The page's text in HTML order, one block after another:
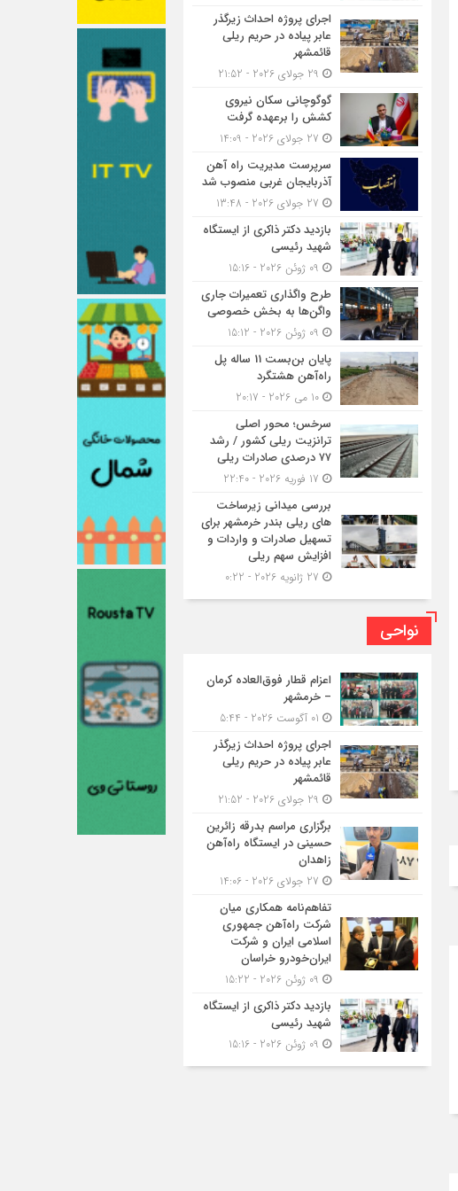
اجرای پروژه احداث زیرگذر
عابر پیاده در حریم ریلی
قائمشهر
گوگوچانی سکان نیروی
کشش را برعهده گرفت
سرپرست مدیریت راه آهن
آذربایجان غربی منصوب شد
بازدید دکتر ذاکری از ایستگاه
شهید رئیسی
طرح واگذاری تعمیرات جاری
واگن‌ها به بخش خصوصی
پایان بن‌بست 11 ساله پل
راه‌آهن هشتگرد
سرخس؛ محور اصلی
ترانزیت ریلی کشور / رشد
۷۷ درصدی صادرات ریلی
بررسی میدانی زیرساخت
های ریلی بندر خرمشهر برای
تسهیل صادرات و واردات و
افزایش سهم ریلی
نواحی
اعزام قطار فوق‌العاده کرمان
– خرمشهر
اجرای پروژه احداث زیرگذر
عابر پیاده در حریم ریلی
قائمشهر
برگزاری مراسم بدرقه زائرین
حسینی در ایستگاه راه‌آهن
زاهدان
تفاهم‌نامه همکاری میان
شرکت راه‌آهن جمهوری
اسلامی ایران و شرکت
ایران‌خودرو خراسان
بازدید دکتر ذاکری از ایستگاه
شهید رئیسی